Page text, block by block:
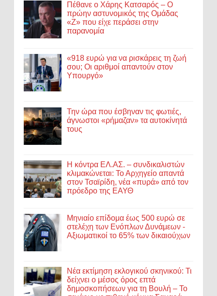
Πέθανε ο Χάρης Κατσαρός – Ο
πρώην αστυνομικός της Ομάδας
«Ζ» που είχε περάσει στην
παρανομία
«918 ευρώ για να ρισκάρεις τη ζωή
σου; Οι αριθμοί απαντούν στον
Υπουργό»
Την ώρα που έσβηναν τις φωτιές,
άγνωστοι «ρήμαζαν» τα αυτοκίνητά
τους
Η κόντρα ΕΛ.ΑΣ. – συνδικαλιστών
κλιμακώνεται: Το Αρχηγείο απαντά
στον Τσαϊρίδη, νέα «πυρά» από τον
πρόεδρο της ΕΑΥΘ
Μηνιαίο επίδομα έως 500 ευρώ σε
στελέχη των Ενόπλων Δυνάμεων -
Αξιωματικοί το 65% των δικαιούχων
Νέα εκτίμηση εκλογικού σκηνικού: Τι
δείχνει ο μέσος όρος επτά
δημοσκοπήσεων για τη Βουλή – Το